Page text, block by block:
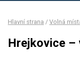
Hlavní strana / Volná
Hrejkovice –